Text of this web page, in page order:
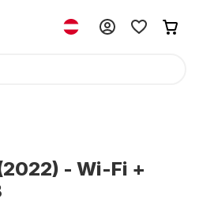
- Wi-Fi +